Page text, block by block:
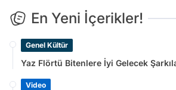
En Yeni İçerikler!
Genel Kültür
Yaz Flörtü Bitenlere İyi Gelecek
Video